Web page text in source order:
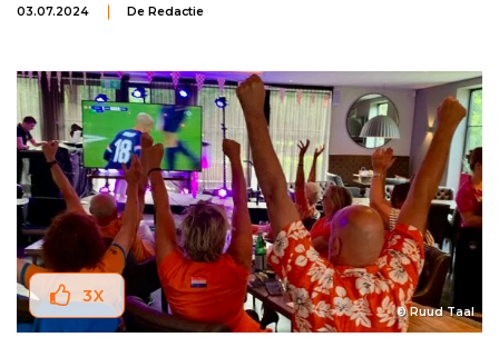
03.07.2024 De Redactie
© Ruud Taal
3X